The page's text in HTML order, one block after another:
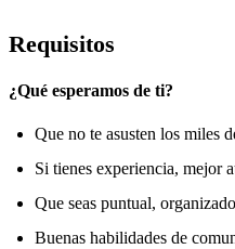
Requisitos
¿Qué esperamos de ti?
Que no te asusten los miles
Si tienes experiencia, mejor
Que seas puntual,
Buenas habilidades de